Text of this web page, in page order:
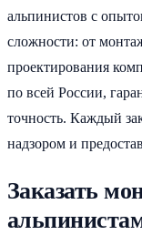
альпинистов с
сложности: от
проектирования
по всей России,
точность. Каждый
надзором и
Заказать